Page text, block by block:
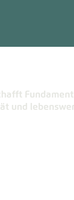
und